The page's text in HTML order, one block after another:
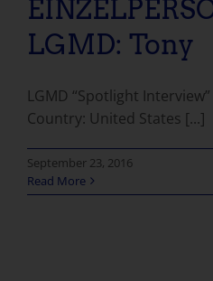
LGMD: Tony
LGMD “Spotlight
Country: United States [...]
September 23, 2016
Read More